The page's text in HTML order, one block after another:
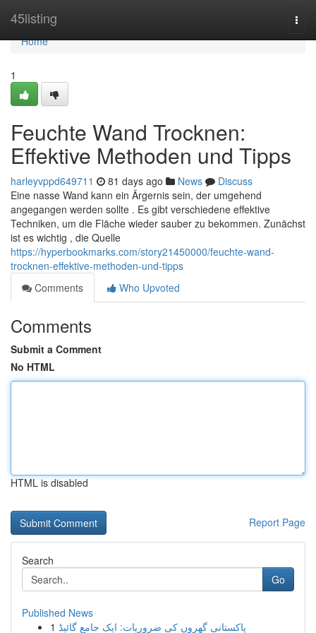
45listing
Home
Home
1
Feuchte Wand Trocknen:
Effektive Methoden und Tipps
harleyvppd649711 81 days ago News
Discuss
Eine nasse Wand kann ein Ärgernis sein, der umgehend
angegangen werden sollte . Es gibt verschiedene effektive
Techniken, um die Fläche wieder sauber zu bekommen. Zunächst
ist es wichtig , die Quelle
https://hyperbookmarks.com/story21450000/feuchte-wand-
trocknen-effektive-methoden-und-tipps
Comments
Who Upvoted
Comments
Submit a Comment
No HTML
HTML is disabled
Report Page
Search
Go
Published News
1 پاکستانی گھروں کی ضروریات: ایک جامع گائیڈ